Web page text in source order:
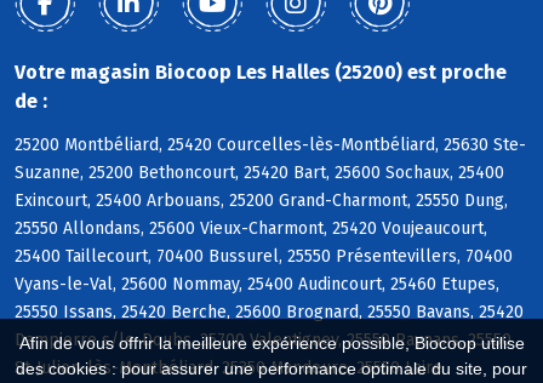
Afin de vous offrir la meilleure expérience possible, Biocoop utilise
des cookies : pour assurer une performance optimale du site, pour
Votre magasin Biocoop Les Halles (25200) est proche
de :
25200 Montbéliard, 25420 Courcelles-lès-Montbéliard, 25630 Ste-
Suzanne, 25200 Bethoncourt, 25420 Bart, 25600 Sochaux, 25400
Exincourt, 25400 Arbouans, 25200 Grand-Charmont, 25550 Dung,
25550 Allondans, 25600 Vieux-Charmont, 25420 Voujeaucourt,
25400 Taillecourt, 70400 Bussurel, 25550 Présentevillers, 70400
Vyans-le-Val, 25600 Nommay, 25400 Audincourt, 25460 Etupes,
25550 Issans, 25420 Berche, 25600 Brognard, 25550 Bavans, 25420
Dampierre s/le-Doubs, 25700 Valentigney, 25550 Raynans, 25550
St-Julien-lès-Montbéliard, 25350 Mandeure, 25550 Laire